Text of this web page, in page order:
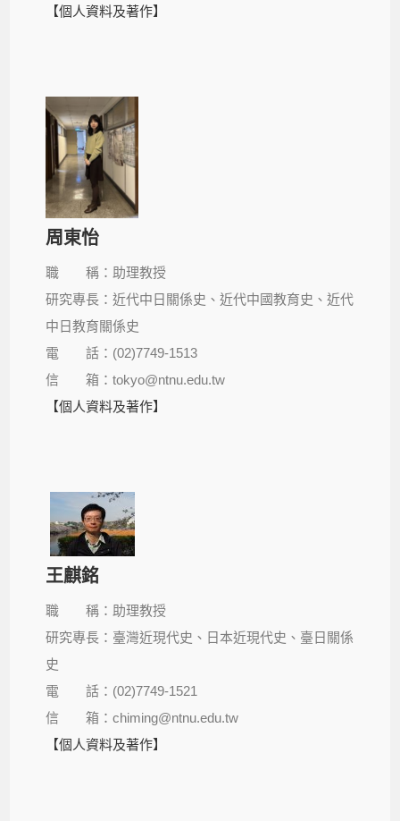
【個人資料及著作】
周東怡
職 稱：助理教授
研究專長：近代中日關係史、近代中國教育史、近代
中日教育關係史
電 話：(02)7749-1513
信 箱：tokyo@ntnu.edu.tw
【個人資料及著作】
王麒銘
職 稱：助理教授
研究專長：臺灣近現代史、日本近現代史、臺日關係
史
電 話：(02)7749-1521
信 箱：chiming@ntnu.edu.tw
【個人資料及著作】